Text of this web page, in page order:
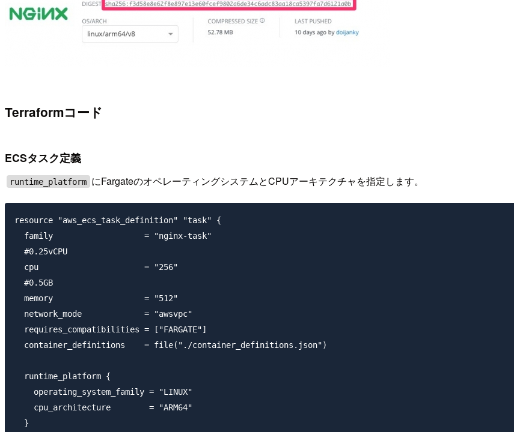
Terraformコード
ECSタスク定義
runtime_platform にFargateのオペレーティングシステムとCPUアーキテクチャを指定します。
resource "aws_ecs_task_definition" "task" {
  family                   = "nginx-task"
  #0.25vCPU
  cpu                      = "256"
  #0.5GB
  memory                   = "512"
  network_mode             = "awsvpc"
  requires_compatibilities = ["FARGATE"]
  container_definitions    = file("./container_definitions.json")
  runtime_platform {
    operating_system_family = "LINUX"
    cpu_architecture        = "ARM64"
  }